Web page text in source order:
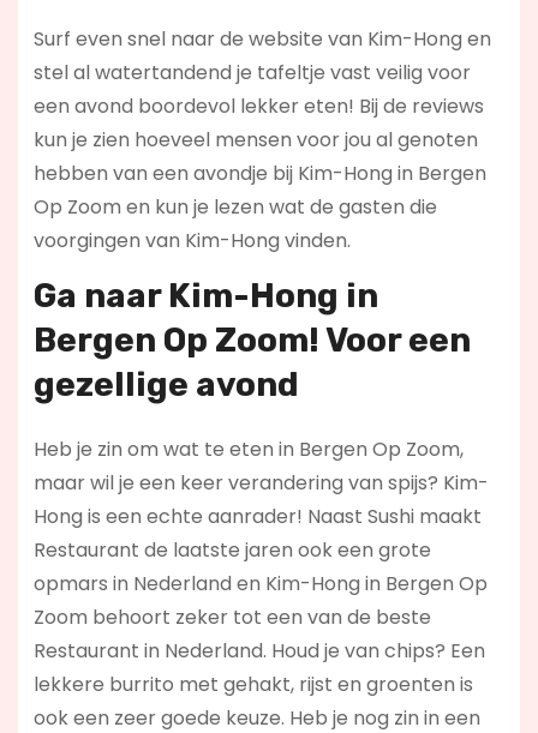
Surf even snel naar de website van Kim-Hong en
stel al watertandend je tafeltje vast veilig voor
een avond boordevol lekker eten! Bij de reviews
kun je zien hoeveel mensen voor jou al genoten
hebben van een avondje bij Kim-Hong in Bergen
Op Zoom en kun je lezen wat de gasten die
voorgingen van Kim-Hong vinden.
Ga naar Kim-Hong in
Bergen Op Zoom! Voor een
gezellige avond
Heb je zin om wat te eten in Bergen Op Zoom,
maar wil je een keer verandering van spijs? Kim-
Hong is een echte aanrader! Naast Sushi maakt
Restaurant de laatste jaren ook een grote
opmars in Nederland en Kim-Hong in Bergen Op
Zoom behoort zeker tot een van de beste
Restaurant in Nederland. Houd je van chips? Een
lekkere burrito met gehakt, rijst en groenten is
ook een zeer goede keuze. Heb je nog zin in een